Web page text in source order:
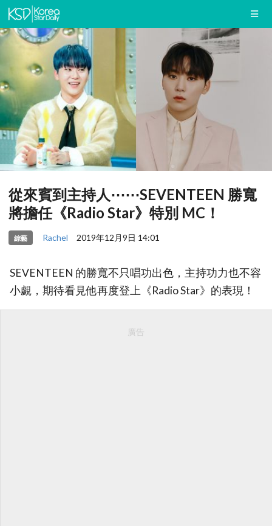
從來賓到主持人⋯⋯SEVENTEEN 勝寬
將擔任《Radio Star》特別 MC！
綜藝 Rachel 2019年12月9日 14:01
SEVENTEEN 的勝寬不只唱功出色，主持功力也不容
小覷，期待看見他再度登上《Radio Star》的表現！
廣告